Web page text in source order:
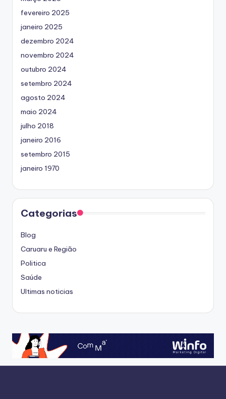
fevereiro 2025
janeiro 2025
dezembro 2024
novembro 2024
outubro 2024
setembro 2024
agosto 2024
maio 2024
julho 2018
janeiro 2016
setembro 2015
janeiro 1970
Categorias
Blog
Caruaru e Região
Politica
Saúde
Ultimas noticias